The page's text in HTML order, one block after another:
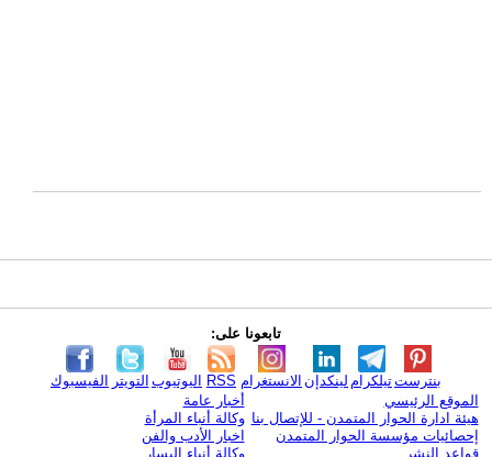
تابعونا على:
الفيسبوك التويتر اليوتيوب RSS الانستغرام لينكدإن تيلكرامبنترست
الموقع الرئيسي
هيئة ادارة الحوار المتمدن - للإتصال بنا
إحصائيات مؤسسة الحوار المتمدن
قواعد النشر
أخبار عامة
وكالة أنباء المرأة
اخبار الأدب والفن
وكالة أنباء اليسار